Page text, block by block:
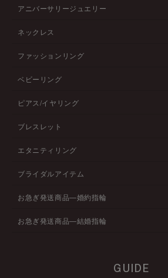
アニバーサリージュエリー
ネックレス
ファッションリング
ベビーリング
ピアス/イヤリング
ブレスレット
エタニティリング
ブライダルアイテム
お急ぎ発送商品―婚約指輪
お急ぎ発送商品―結婚指輪
GUIDE